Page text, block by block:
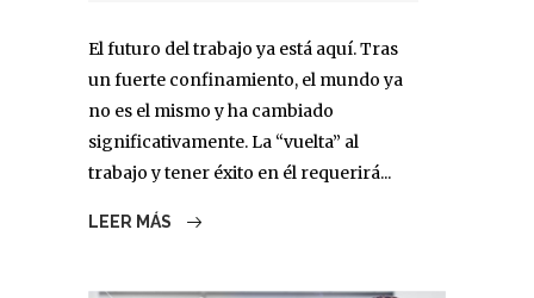
El futuro del trabajo ya está aquí. Tras
un fuerte confinamiento, el mundo ya
no es el mismo y ha cambiado
significativamente. La “vuelta” al
trabajo y tener éxito en él requerirá...
LEER MÁS